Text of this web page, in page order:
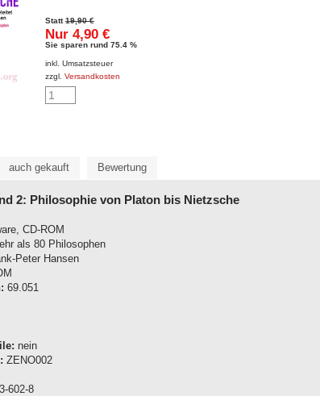
Statt19,90 €
Nur 4,90 €
Sie sparen rund 75.4 %
inkl. Umsatzsteuer
zzgl. Versandkosten
auch gekauft Bewertung
2: Philosophie von Platon bis Nietzsche
CD-ROM
als 80 Philosophen
Peter Hansen
69.051
nein
ZENO002
602-8